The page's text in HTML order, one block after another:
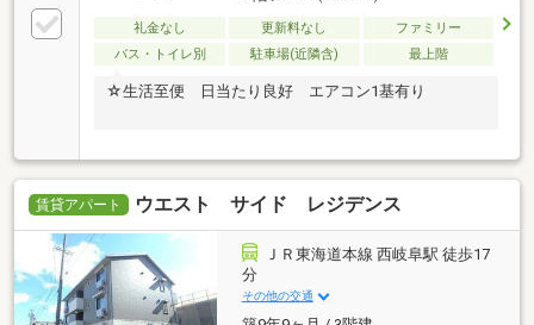
礼金なし 更新料なし
ファミリー
バス・トイレ別
駐車場(近隣含) 最上階
☆生活至便 日当たり良好 エアコン1基有り
賃貸アパート ウエスト サイド レジデンス
ＪＲ東海道本線 西岐阜駅 徒歩17
分
その他の交通